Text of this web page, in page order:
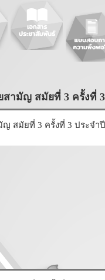
ามัญ สมัยที่ 3 ครั้งที่ 3
สมัยที่ 3 ครั้งที่ 3 ประจำปี